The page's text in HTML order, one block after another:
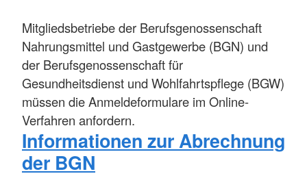
Mitgliedsbetriebe der Berufsgenossenschaft
Nahrungsmittel und Gastgewerbe (BGN) und
der Berufsgenossenschaft für
Gesundheitsdienst und Wohlfahrtspflege (BGW)
müssen die Anmeldeformulare im Online-
Verfahren anfordern.
Informationen zur Abrechnung
der BGN